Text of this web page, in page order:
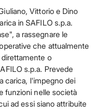
Vittorio e Dino
in SAFILO s.p.a.
a rassegnare le
che attualmente
o
s.p.a. Prevede
carica, l'impegno dei
funzioni nelle società
ad essi siano attribuite